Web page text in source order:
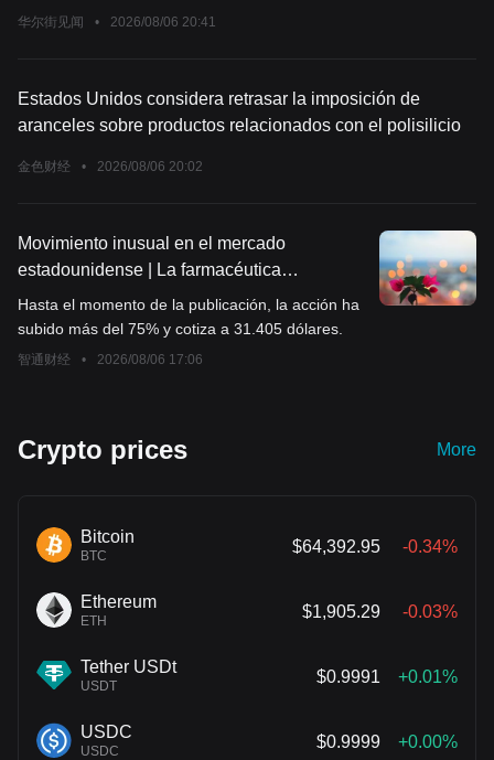
华尔街见闻 • 2026/08/06 20:41
Estados Unidos considera retrasar la imposición de
aranceles sobre productos relacionados con el polisilicio
金色财经 • 2026/08/06 20:02
Movimiento inusual en el mercado
estadounidense | La farmacéutica
cardiovascular Braveheart Bio (BRVE.US)
debuta en el mercado estadounidense y su
precio de apertura sube más del 75%
Hasta el momento de la publicación, la acción ha
subido más del 75% y cotiza a 31.405 dólares.
智通财经 • 2026/08/06 17:06
Crypto prices More
Bitcoin
BTC
$64,392.95 -0.34%
Ethereum
ETH
$1,905.29 -0.03%
Tether USDt
USDT
$0.9991 +0.01%
USDC
USDC
$0.9999 +0.00%